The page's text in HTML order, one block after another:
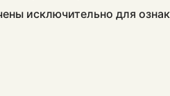
исключительно для